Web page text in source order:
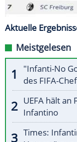
Aktuelle
Meistgelesen
"Infanti-No
des FIFA-
UEFA hält an
Infantino
Times: